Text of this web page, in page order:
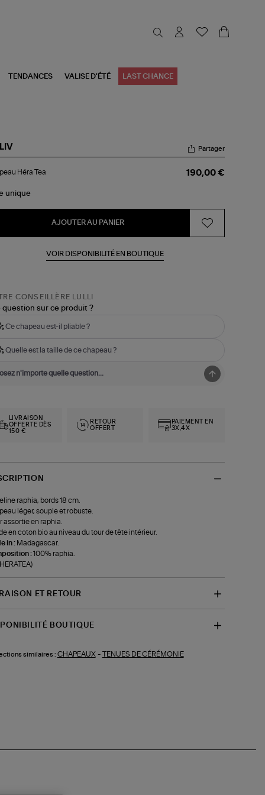
TENDANCES VALISE D'ÉTÉ LAST CHANCE
Partager
Héra Tea 190,00 €
unique
AJOUTER AU PANIER
VOIR DISPONIBILITÉ EN BOUTIQUE
CONSEILLÈRE LULLI
question sur ce produit ?
Ce chapeau est-il pliable ?
Quelle est la taille de ce chapeau ?
LIVRAISON
OFFERTE DÈS
150 €
RETOUR
OFFERT
PAIEMENT EN
3X,4X
raphia, bords 18 cm.
léger, souple et robuste.
assortie en raphia.
en coton bio au niveau du tour de tête intérieur.
in : Madagascar.
:100% raphia.
ET RETOUR
BOUTIQUE
similaires : CHAPEAUX- TENUES DE CÉRÉMONIE